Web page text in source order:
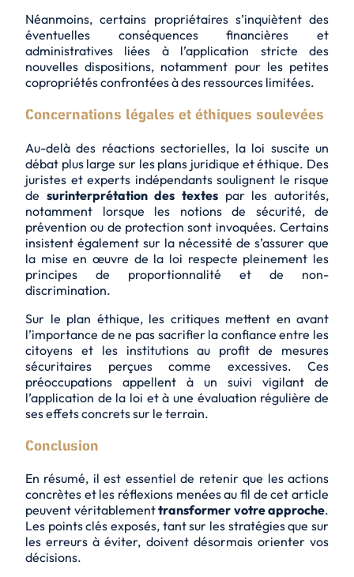
Néanmoins, certains propriétaires s’inquiètent des
éventuelles conséquences financières et
administratives liées à l’application stricte des
nouvelles dispositions, notamment pour les petites
copropriétés confrontées à des ressources limitées.
Concernations légales et éthiques soulevées
Au-delà des réactions sectorielles, la loi suscite un
débat plus large sur les plans juridique et éthique. Des
juristes et experts indépendants soulignent le risque
de surinterprétation des textes par les autorités,
notamment lorsque les notions de sécurité, de
prévention ou de protection sont invoquées. Certains
insistent également sur la nécessité de s’assurer que
la mise en œuvre de la loi respecte pleinement les
principes de proportionnalité et de non-
discrimination.
Sur le plan éthique, les critiques mettent en avant
l’importance de ne pas sacrifier la confiance entre les
citoyens et les institutionsau profit de mesures
sécuritaires perçues comme excessives. Ces
préoccupations appellent à un suivi vigilant de
l’application de la loi et à une évaluation régulière de
ses effets concrets sur le terrain.
Conclusion
En résumé, il est essentiel de retenir que les actions
concrètes et les réflexions menées au fil de cet article
peuvent véritablementtransformer votre approche.
Les points clés exposés, tant sur les stratégies que sur
les erreurs à éviter, doivent désormais orienter vos
décisions.